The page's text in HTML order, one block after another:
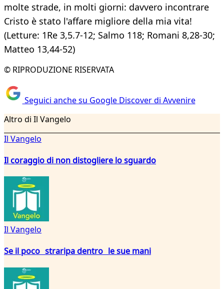
molte strade, in molti giorni: davvero incontrare
Cristo è stato l'affare migliore della mia vita!
(Letture: 1Re 3,5.7-12; Salmo 118; Romani 8,28-30;
Matteo 13,44-52)
© RIPRODUZIONE RISERVATA
Seguici anche su Google Discover di Avvenire
Altro di Il Vangelo
Il Vangelo
Il coraggio di non distogliere lo sguardo
Il Vangelo
Se il poco straripa dentro le sue mani